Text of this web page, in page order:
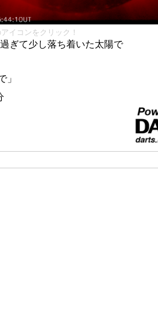
イコンをクリック！
ぎて少し落ち着いた太陽で
」